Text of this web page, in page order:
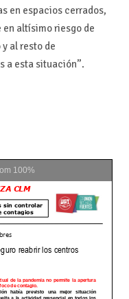
en espacios cerrados,
en altísimo riesgo de
al resto de
a esta situación”.
100%